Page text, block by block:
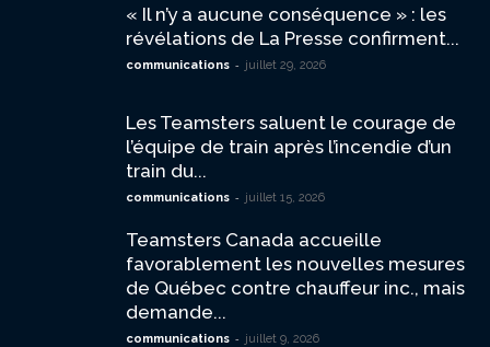
« Il n’y a aucune conséquence » : les
révélations de La Presse confirment...
communications - juillet 29, 2026
Les Teamsters saluent le courage de
l’équipe de train après l’incendie d’un
train du...
communications - juillet 15, 2026
Teamsters Canada accueille
favorablement les nouvelles mesures
de Québec contre chauffeur inc., mais
demande...
communications - juillet 9, 2026